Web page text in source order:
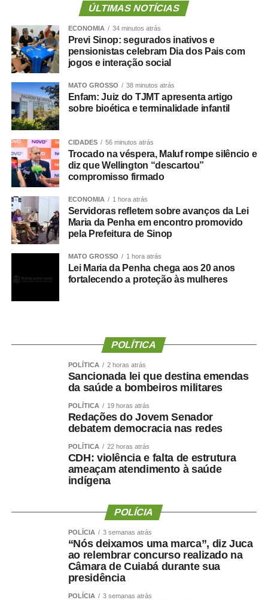
anos ao serviço público. “Precisamos ter esses encontros
Segurado, uma vez que muitos só vem aqui para
participar da atividade em dias específicos e não se
encontram, por isso celebrar esse momento é importante,
relatou a assistente social do Previ, Sonia Fátima.
Josefa Faé, professora aposentada, destaca o momento
de descontração. “Um ensina o outro. É um momento de
troca, aprendizado e diversão entre os participantes”. Na
mesma linha a aposentada Lourdes Terezinha Borre
afirma que o momento é importante para socialização dos
aposentados e temos que desenvolver atividades de
interação com os demais”.
Para o aposentado Evanio Olszewski o evento é
importante porque é algo que todos estavam esperando
e, de acordo com ele, na próxima sempre terão mais
de harmonia e acolhimento. O Previ Sinop reafirma seu
compromisso com a humanização e o cuidado contínuo
com seus segurados, sempre promovendo ações que
valorizem a trajetória de cada servidor.
COMENTE ABAIXO:
ÚLTIMAS NOTÍCIAS
ECONOMIA 34 minutos atrás
Previ Sinop: segurados inativos e
pensionistas celebram Dia dos Pais com
jogos e interação social
MATO GROSSO 38 minutos atrás
Enfam: Juiz do TJMT apresenta artigo
sobre bioética e terminalidade infantil
CIDADES 56 minutos atrás
Trocado na véspera, Maluf rompe silêncio e
diz que Wellington “descartou”
compromisso firmado
ECONOMIA 1 hora atrás
Servidoras refletem sobre avanços da Lei
Maria da Penha em encontro promovido
pela Prefeitura de Sinop
MATO GROSSO 1 hora atrás
Lei Maria da Penha chega aos 20 anos
fortalecendo a proteção às mulheres
POLÍTICA
POLÍTICA 2 horas atrás
Sancionada lei que destina emendas
da saúde a bombeiros militares
POLÍTICA 19 horas atrás
Redações do Jovem Senador
debatem democracia nas redes
POLÍTICA 22 horas atrás
CDH: violência e falta de estrutura
ameaçam atendimento à saúde
indígena
POLÍCIA
POLÍCIA 3 semanas atrás
“Nós deixamos uma marca”, diz Juca
ao relembrar concurso realizado na
Câmara de Cuiabá durante sua
presidência
POLÍCIA 3 semanas atrás